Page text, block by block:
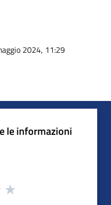
2024, 11:29
le informazioni